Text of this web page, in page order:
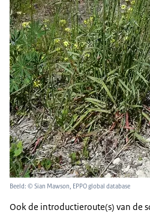
Beeld: © Sian Mawson, EPPO global database
Ook de introductieroute(s) van de